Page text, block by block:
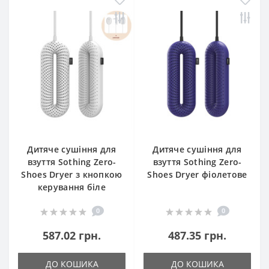
Дитяче сушіння для
взуття Sothing Zero-
Shoes Dryer з кнопкою
керування біле
0
587.02 грн.
ДО КОШИКА
Дитяче сушіння для
взуття Sothing Zero-
Shoes Dryer фіолетове
0
487.35 грн.
ДО КОШИКА